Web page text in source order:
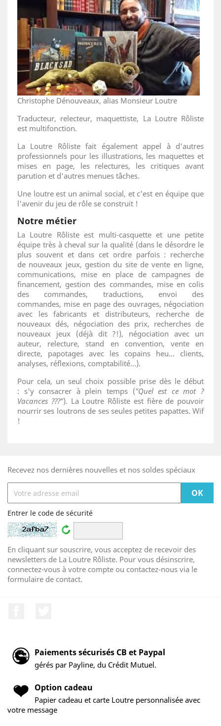
Christophe Dénouveaux, alias Monsieur Loutre
Traducteur, relecteur, maquettiste, La Loutre Rôliste
est multifonction.
La Loutre Rôliste fait également appel à d'autres
professionnels pour les illustrations, les maquettes et
mises en page, les relectures, les critiques avant
parution et d'autres menues tâches.
Une loutre est un animal social, et c'est en équipe que
l'avenir du jeu de rôle se construit !
Notre métier
La Loutre Rôliste est multi-casquette et une petite
équipe très à cheval sur la qualité (dans le désordre le
plus souvent et dans cet ordre parfois : recherche
de nouveaux jeux, gestion du site de vente en ligne,
communications, mise en place de campagnes de
financement, gestion des commandes, mise en colis
des commandes, traductions, envoi des
commandes, mise en page des ouvrages, négociation
avec les fabricants et distributeurs, recherche de
nouveaux dés, négociation des prix, recherches de
nouveaux jeux (déjà dit ?!), négociation avec un
auteur, relecture, stand en convention, vente en
directe, papotages avec les copains heu... clients,
analyses, réflexions, comptabilité...).
Pour cela, un seul choix possible prise dès le début
: s'y consacrer à plein temps ("Quel est ce mot ?
Vacances ???"). La Loutre Rôliste est fière de pouvoir
nourrir ses loutrons de ses seules petites papattes. Wif
!
Recevez nos dernières nouvelles et nos soldes spéciaux
Entrer le code de sécurité
En cliquant sur souscrire, vous acceptez de recevoir des
newsletters de La Loutre Rôliste. Pour vous désinscrire,
connectez-vous à votre compte ou contactez-nous via le
formulaire de contact.
Paiements sécurisés CB et Paypal
gérés par Payline, du Crédit Mutuel.
Option cadeau
Papier cadeau et carte Loutre personnalisée avec
votre message